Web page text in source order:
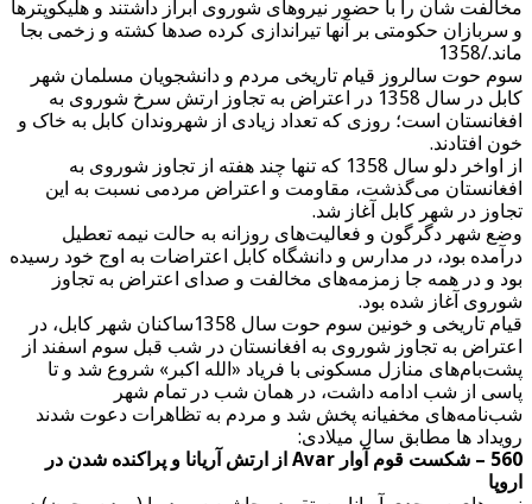
مخالفت شان را با حضور نیروهای شوروی ابراز داشتند و هلیکوپترها
و سربازان حکومتی بر آنها تیراندازی کرده صدها کشته و زخمی بجا
ماند./1358
سوم حوت سالروز قیام تاریخی مردم و دانشجویان مسلمان شهر
کابل در سال 1358 در اعتراض به تجاوز ارتش سرخ شوروی به
افغانستان است؛ روزی که تعداد زیادی از شهروندان کابل به خاک و
خون افتادند.
از اواخر دلو سال 1358 که تنها چند هفته از تجاوز شوروی به
افغانستان می‌گذشت، مقاومت و اعتراض مردمی نسبت به این
تجاوز در شهر کابل آغاز شد.
وضع شهر دگرگون و فعالیت‌های روزانه به حالت نیمه تعطیل
درآمده بود، در مدارس و دانشگاه کابل اعتراضات به اوج خود رسیده
بود و در همه جا زمزمه‌های مخالفت و صدای اعتراض به تجاوز
شوروی آغاز شده بود.
قیام تاریخی و خونین سوم حوت سال 1358ساکنان شهر کابل، در
اعتراض به تجاوز شوروی به افغانستان در شب قبل سوم اسفند از
پشت‌بام‌های منازل مسکونی با فریاد «الله اکبر» شروع شد و تا
پاسی از شب ادامه داشت، در همان شب در تمام شهر
شب‌نامه‌های مخفیانه پخش شد و مردم به تظاهرات دعوت شدند
رویداد ها مطابق سال میلادی:
560 – شکست قوم آوار Avar از ارتش آریانا و پراکنده شدن در
اروپا